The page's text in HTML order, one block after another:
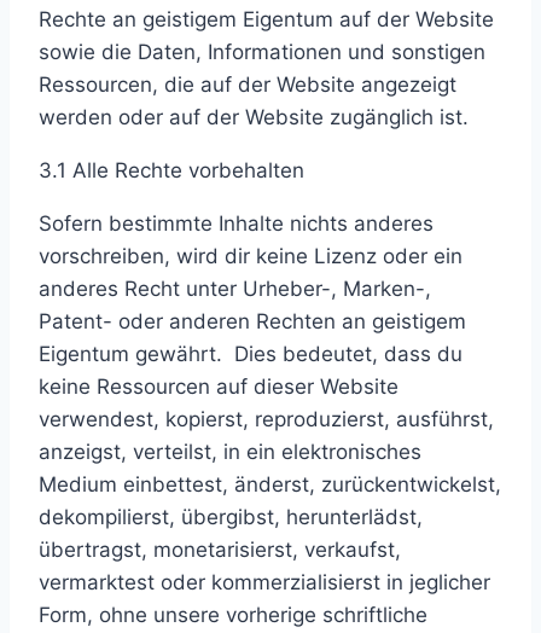
Rechte an geistigem Eigentum auf der Website
sowie die Daten, Informationen und sonstigen
Ressourcen, die auf der Website angezeigt
werden oder auf der Website zugänglich ist.
3.1 Alle Rechte vorbehalten
Sofern bestimmte Inhalte nichts anderes
vorschreiben, wird dir keine Lizenz oder ein
anderes Recht unter Urheber-, Marken-,
Patent- oder anderen Rechten an geistigem
Eigentum gewährt. Dies bedeutet, dass du
keine Ressourcen auf dieser Website
verwendest, kopierst, reproduzierst, ausführst,
anzeigst, verteilst, in ein elektronisches
Medium einbettest, änderst, zurückentwickelst,
dekompilierst, übergibst, herunterlädst,
übertragst, monetarisierst, verkaufst,
vermarktest oder kommerzialisierst in jeglicher
Form, ohne unsere vorherige schriftliche